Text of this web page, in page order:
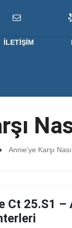
İLETIŞIM
Annie’ye Karşı
Ct 25.S1 –